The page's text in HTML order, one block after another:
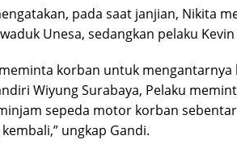
pada saat janjian, Nikita
Unesa, sedangkan pelaku
korban untuk
Wiyung Surabaya, Pelaku
sepeda motor korban
ungkap Gandi.